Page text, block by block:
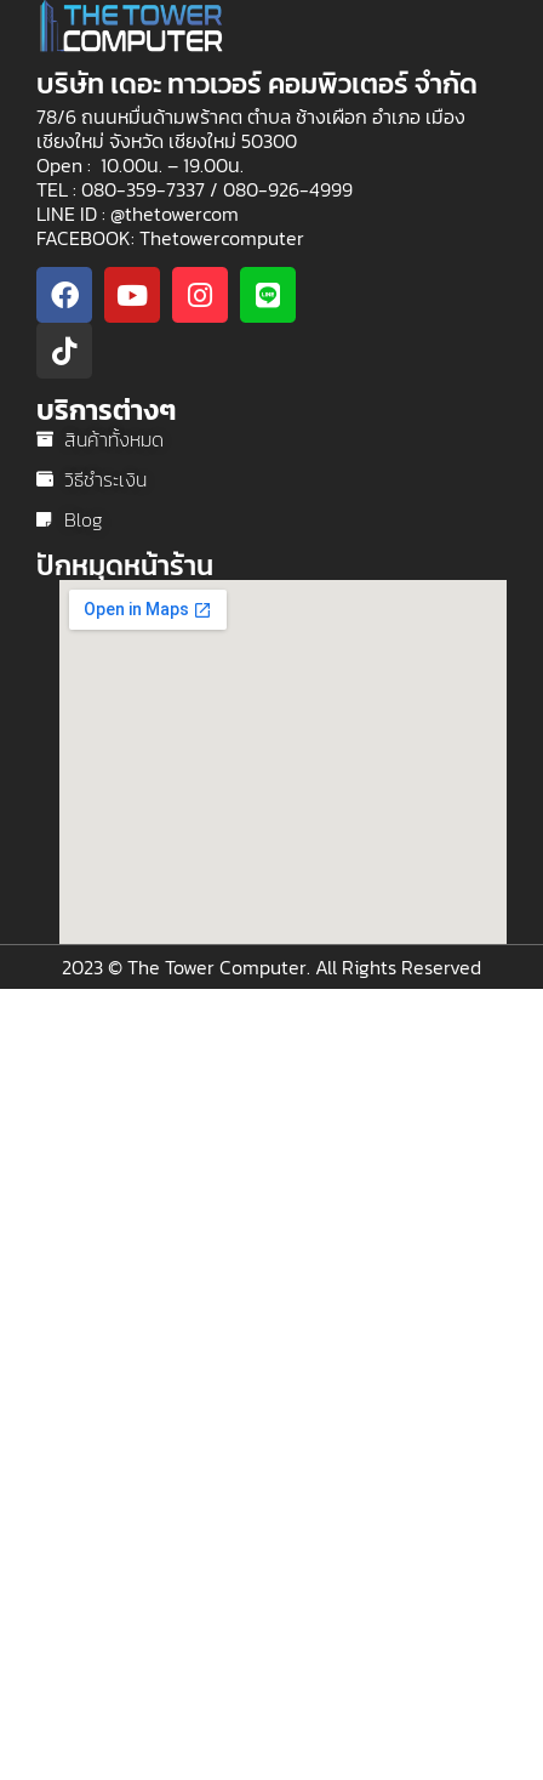
บริษัท เดอะ ทาวเวอร์ คอมพิวเตอร์ จำกัด
78/6 ถนนหมื่นด้ามพร้าคต ตำบล ช้างเผือก อำเภอ เมือง
เชียงใหม่ จังหวัด เชียงใหม่ 50300
Open : 10.00น. – 19.00น.
TEL : 080-359-7337 / 080-926-4999
LINE ID : @thetowercom
FACEBOOK: Thetowercomputer
บริการต่างๆ
สินค้าทั้งหมด
วิธีชำระเงิน
Blog
ปักหมุดหน้าร้าน
2023 © The Tower Computer. All Rights Reserved